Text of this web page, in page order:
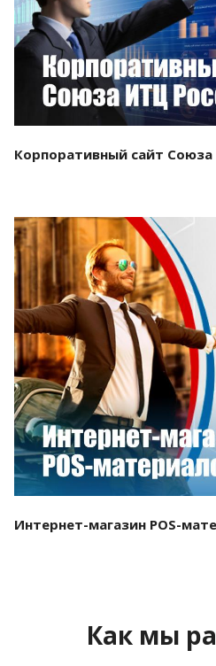
Корпоративный сайт
Смотреть
Интернет-магазин POS-
Как мы